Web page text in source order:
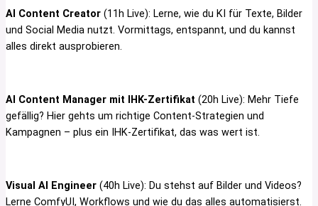
AI Content Creator (11h Live): Lerne, wie du KI für Texte, Bilder
und Social Media nutzt. Vormittags, entspannt, und du kannst
alles direkt ausprobieren.
AI Content Manager mit IHK-Zertifikat (20h Live): Mehr Tiefe
gefällig? Hier gehts um richtige Content-Strategien und
Kampagnen – plus ein IHK-Zertifikat, das was wert ist.
Visual AI Engineer (40h Live): Du stehst auf Bilder und Videos?
Lerne ComfyUI, Workflows und wie du das alles automatisierst.